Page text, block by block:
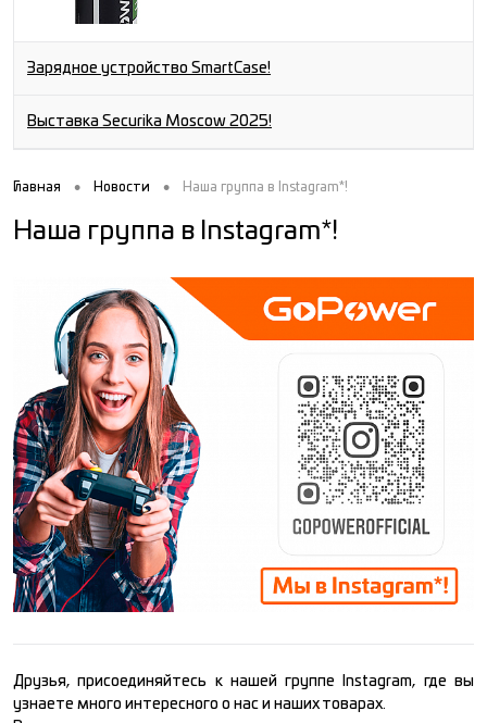
Зарядное устройство SmartCase!
Выставка Securika Moscow 2025!
Главная • Новости • Наша группа в Instagram*!
Наша группа в Instagram*!
Друзья, присоединяйтесь к нашей группе Instagram, где вы
узнаете много интересного о нас и наших товарах.